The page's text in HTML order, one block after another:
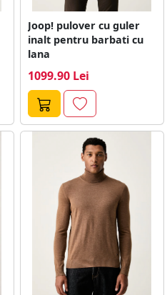
Joop! pulover cu guler
inalt pentru barbati cu
lana
1099.90 Lei